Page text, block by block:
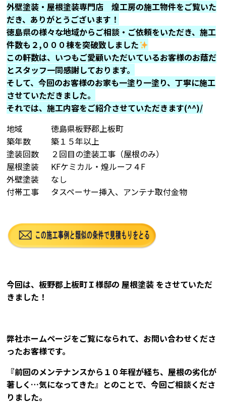
外壁塗装・屋根塗装専門店 煌工房の施工物件をご覧いた
だき、ありがとうございます！
徳島県の様々な地域からご相談・ご依頼をいただき、施工
件数も２,０００棟を突破致しました
この軒数は、いつもご愛顧いただいているお客様のお蔭だ
とスタッフ一同感謝しております。
そして、今回のお客様のお家も一塗り一塗り、丁寧に施工
させていただきました。
それでは、施工内容をご紹介させていただきます(^^)/
地域
徳島県板野郡上板町
築年数
築１５年以上
塗装回数
２回目の塗装工事（屋根のみ）
屋根塗装
KFケミカル・煌ルーフ４F
外壁塗装
なし
付帯工事
タスペーサー挿入、アンテナ取付金物
今回は、板野郡上板町Ｉ様邸の屋根塗装 をさせていただ
きました！
弊社ホームページをご覧になられて、お問い合わせくださ
ったお客様です。
『前回のメンテナンスから１０年程が経ち、屋根の劣化が
著しく…気になってきた』とのことで、今回ご相談くださ
りました。